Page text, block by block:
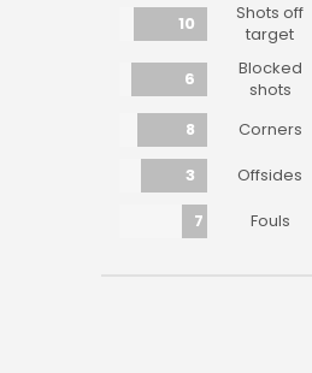
10
Shots off
target
6
Blocked
shots
8 Corners
3
Offsides
7
Fouls